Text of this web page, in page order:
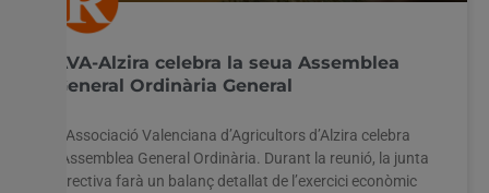
AVA-Alzira celebra la seua Assemblea
General Ordinària General
L’Associació Valenciana d’Agricultors d’Alzira celebra
l’Assemblea General Ordinària. Durant la reunió, la junta
directiva farà un balanç detallat de l’exercici econòmic